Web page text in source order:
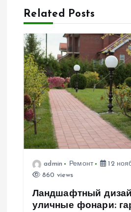
ц
и
я
п
о
з
а
Related Posts
admin Ремонт
12
860 views
Ландшафтный
уличные фонари: